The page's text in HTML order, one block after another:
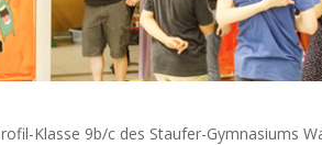
Klasse 9b/c des Staufer-Gymnasiums